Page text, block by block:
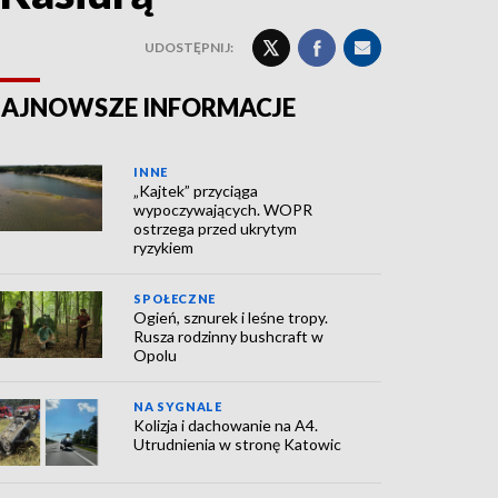
UDOSTĘPNIJ:
INFORMACJE
INNE
„Kajtek” przyciąga
wypoczywających. WOPR
ostrzega przed ukrytym
ryzykiem
SPOŁECZNE
Ogień, sznurek i leśne tropy.
Rusza rodzinny bushcraft w
Opolu
NA SYGNALE
Kolizja i dachowanie na A4.
Utrudnienia w stronę Katowic